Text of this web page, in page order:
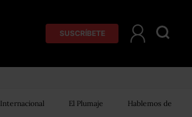
SUSCRÍBETE
Internacional El Plumaje Hablemos de